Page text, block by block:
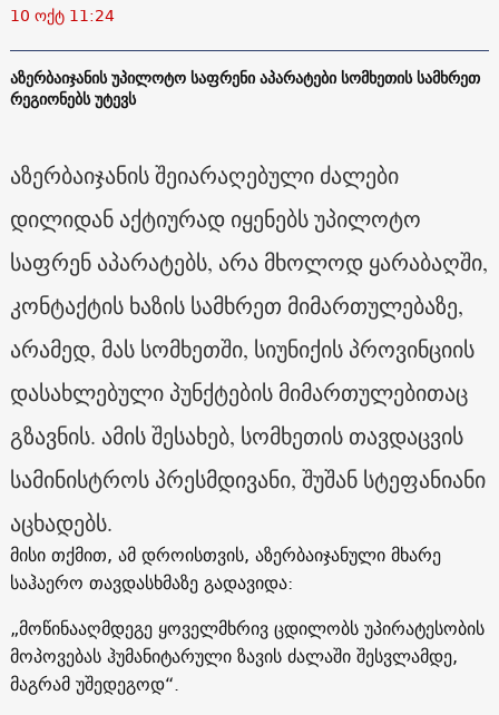
10 ოქტ 11:24
აზერბაიჯანის უპილოტო საფრენი აპარატები სომხეთის სამხრეთ
რეგიონებს უტევს
აზერბაიჯანის შეიარაღებული ძალები
დილიდან აქტიურად იყენებს უპილოტო
საფრენ აპარატებს, არა მხოლოდ ყარაბაღში,
კონტაქტის ხაზის სამხრეთ მიმართულებაზე,
არამედ, მას სომხეთში, სიუნიქის პროვინციის
დასახლებული პუნქტების მიმართულებითაც
გზავნის. ამის შესახებ, სომხეთის თავდაცვის
სამინისტროს პრესმდივანი, შუშან სტეფანიანი
აცხადებს.
მისი თქმით, ამ დროისთვის, აზერბაიჯანული მხარე
საჰაერო თავდასხმაზე გადავიდა:
„მოწინააღმდეგე ყოველმხრივ ცდილობს უპირატესობის
მოპოვებას ჰუმანიტარული ზავის ძალაში შესვლამდე,
მაგრამ უშედეგოდ“.